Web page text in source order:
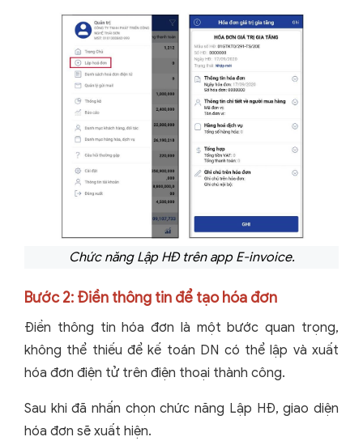
Chức năng Lập HĐ trên app E-invoice.
Bước 2: Điền thông tin để tạo hóa đơn
Điền thông tin hóa đơn là một bước quan trọng,
không thể thiếu để kế toán DN có thể lập và xuất
hóa đơn điện tử trên điện thoại thành công.
Sau khi đã nhấn chọn chức năng Lập HĐ, giao diện
hóa đơn sẽ xuất hiện.